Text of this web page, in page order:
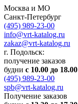
Москва и МО
Санкт-Петербург
(495) 989-23-00
info@vrt-katalog.ru
zakaz@vrt-katalog.ru
г. Подольск:
получение заказов
будни с 10.00 до 18.00
(495) 989-23-00
spb@vrt-katalog.ru
Получение заказов